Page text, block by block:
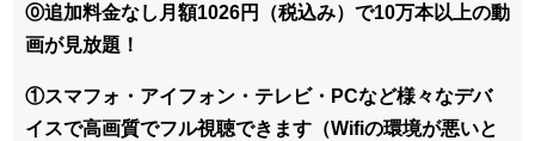
⓪追加料金なし月額1026円（税込み）で10万本以上の動
画が見放題！
①スマフォ・アイフォン・テレビ・PCなど様々なデバ
イスで高画質でフル視聴できます（Wifiの環境が悪いと